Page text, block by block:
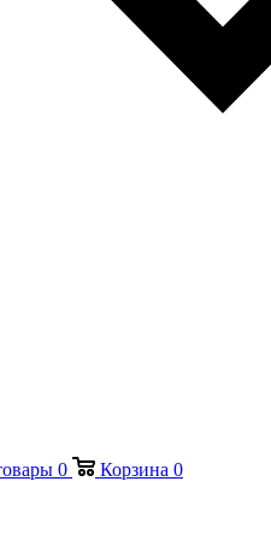
0 Корзина 0